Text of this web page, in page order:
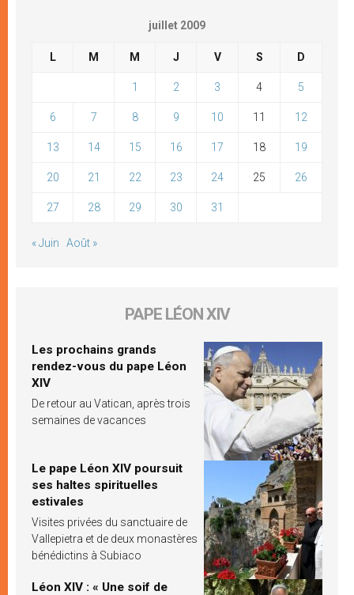
juillet 2009
L M M J V S D
1 2 3 4 5
6 7 8 9 10 11 12
13 14 15 16 17 18 19
20 21 22 23 24 25 26
27 28 29 30 31
« Juin Août »
PAPE LÉON XIV
Les prochains grands
rendez-vous du pape Léon
XIV
De retour au Vatican, après trois
semaines de vacances
Le pape Léon XIV poursuit
ses haltes spirituelles
estivales
Visites privées du sanctuaire de
Vallepietra et de deux monastères
bénédictins à Subiaco
Léon XIV : « Une soif de